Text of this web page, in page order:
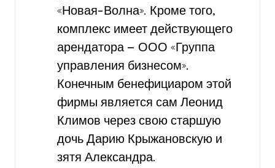
«Новая-Волна». Кроме того,
комплекс имеет действующего
арендатора — ООО «Группа
управления бизнесом».
Конечным бенефициаром этой
фирмы является сам Леонид
Климов через свою старшую
дочь Дарию Крыжановскую и
зятя Александра.